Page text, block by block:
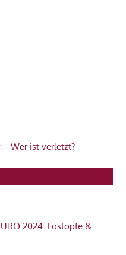
Wer ist verletzt?
2024: Lostöpfe &